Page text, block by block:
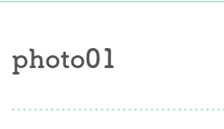
photo01